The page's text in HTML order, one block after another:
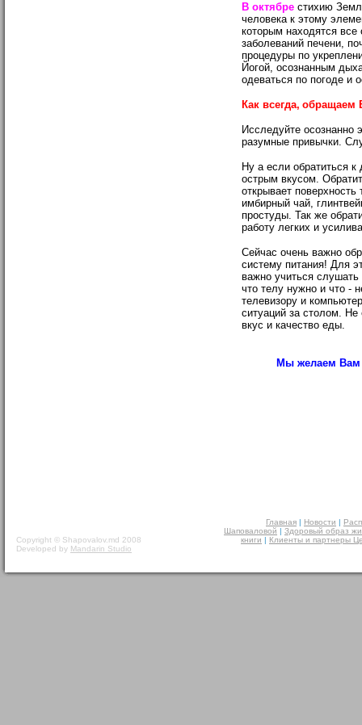
В октябрестихию
человека к этому
которым находятся
заболеваний печени,
процедуры по
Йогой, осознанным
одеваться по погоде и
Как всегда, обращаем
Исследуйте осознанно
разумные привычки.
Ну а если обратиться
острым вкусом.
открывает
имбирный чай,
простуды. Так же
работу легких и
Сейчас очень важно
систему питания! Для
важно учиться слушать
что телу нужно и что -
телевизору и
ситуаций за столом.
вкус и качество еды.
Мы желаем Вам
Copyright © Shapovalov.md 2008
Developed by Mandarin Studio
Главная Новости
Шаповаловой
Здоровый образ
книги
Клиенты и партнеры